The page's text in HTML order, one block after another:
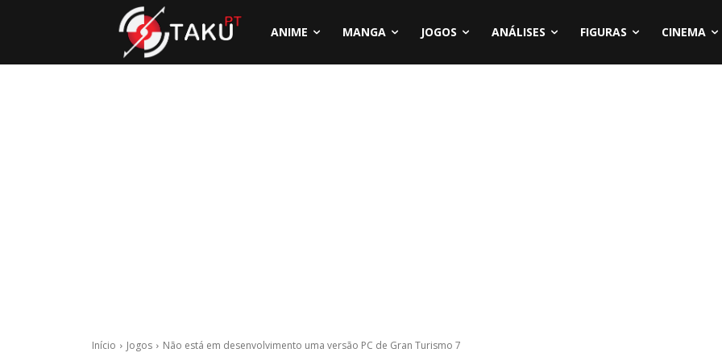
ANIME MANGA JOGOS ANÁLISES FIGURAS CINEMA
Início Jogos Não está em desenvolvimento uma versão PC de Gran Turismo 7